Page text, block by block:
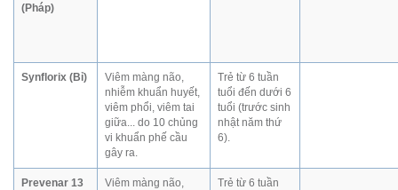
(Pháp)
Synflorix (Bỉ)
Viêm màng não,
nhiễm khuẩn huyết,
viêm phổi, viêm tai
giữa... do 10 chủng
vi khuẩn phế cầu
gây ra.
Trẻ từ 6 tuần
tuổi đến dưới 6
tuổi (trước sinh
nhật năm thứ
6).
Prevenar 13
Viêm màng não,
Trẻ từ 6 tuần